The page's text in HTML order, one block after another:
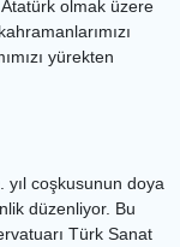
olmak üzere
yürekten
coşkusunun doya
düzenliyor. Bu
Türk Sanat